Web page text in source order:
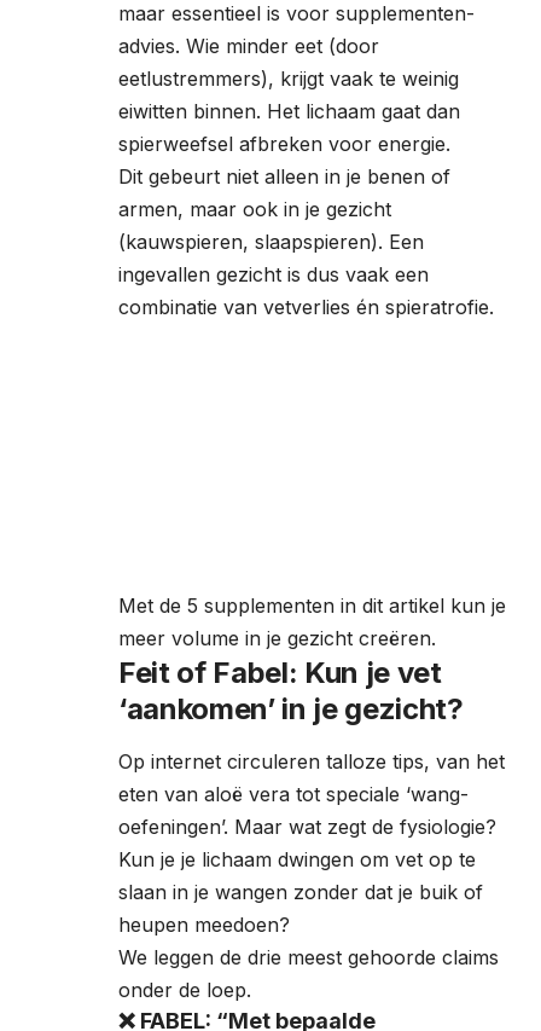
maar essentieel is voor supplementen-
advies. Wie minder eet (door
eetlustremmers), krijgt vaak te weinig
eiwitten binnen. Het lichaam gaat dan
spierweefsel afbreken voor energie.
Dit gebeurt niet alleen in je benen of
armen, maar ook in je gezicht
(kauwspieren, slaapspieren). Een
ingevallen gezicht is dus vaak een
combinatie van vetverlies én spieratrofie.
Met de 5 supplementen in dit artikel kun je
meer volume in je gezicht creëren.
Feit of Fabel: Kun je vet
‘aankomen’ in je gezicht?
Op internet circuleren talloze tips, van het
eten van aloë vera tot speciale ‘wang-
oefeningen’. Maar wat zegt de fysiologie?
Kun je je lichaam dwingen om vet op te
slaan in je wangen zonder dat je buik of
heupen meedoen?
We leggen de drie meest gehoorde claims
onder de loep.
❌ FABEL: “Met bepaalde